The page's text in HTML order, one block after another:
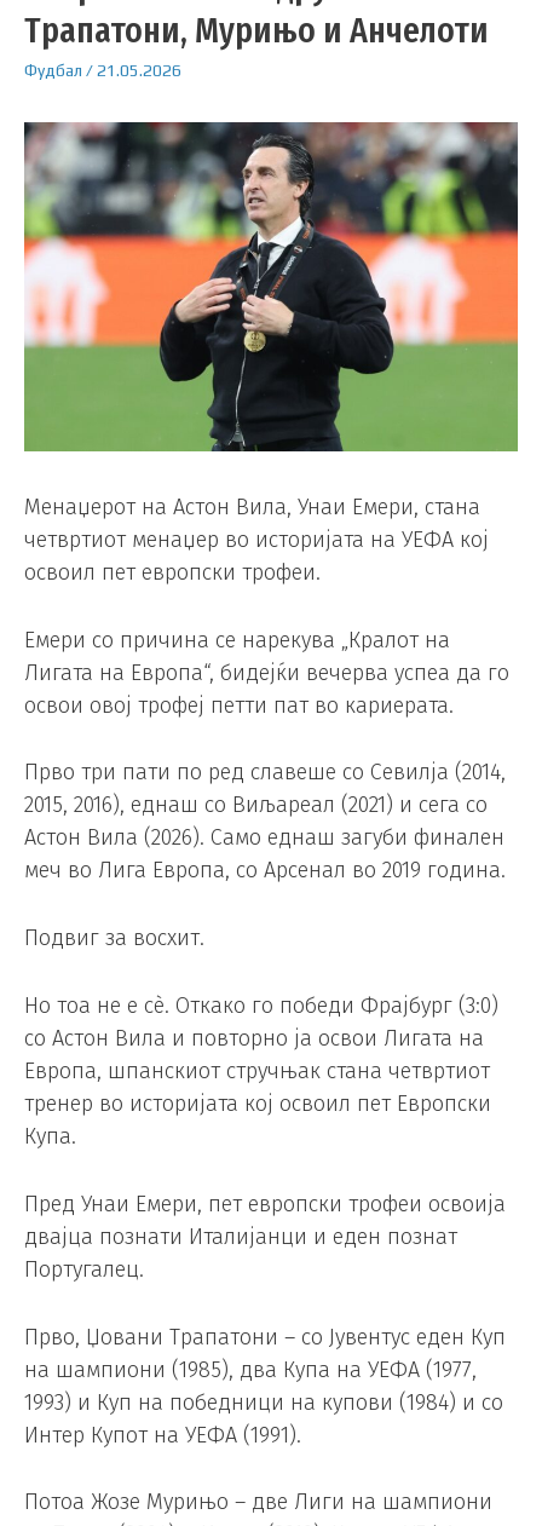
Трапатони, Мурињо и Анчелоти
Фудбал /21.05.2026
Менаџерот на Астон Вила, Унаи Емери, стана
четвртиот менаџер во историјата на УЕФА кој
освоил пет европски трофеи.
Емери со причина се нарекува „Кралот на
Лигата на Европа“, бидејќи вечерва успеа да го
освои овој трофеј петти пат во кариерата.
Прво три пати по ред славеше со Севилја (2014,
2015, 2016), еднаш со Виљареал (2021) и сега со
Астон Вила (2026). Само еднаш загуби финален
меч во Лига Европа, со Арсенал во 2019 година.
Подвиг за восхит.
Но тоа не е сè. Откако го победи Фрајбург (3:0)
со Астон Вила и повторно ја освои Лигата на
Европа, шпанскиот стручњак стана четвртиот
тренер во историјата кој освоил пет Европски
Купа.
Пред Унаи Емери, пет европски трофеи освоија
двајца познати Италијанци и еден познат
Португалец.
Прво, Џовани Трапатони – со Јувентус еден Куп
на шампиони (1985), два Купа на УЕФА (1977,
1993) и Куп на победници на купови (1984) и со
Интер Купот на УЕФА (1991).
Потоа Жозе Мурињо – две Лиги на шампиони